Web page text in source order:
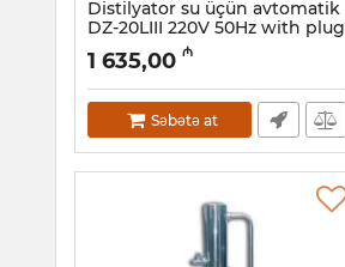
Distilyator su üçün avtomatik
DZ-20LIII 220V 50Hz with plug
Artikul: 015001031
1 635,00 ₼
Səbətə at